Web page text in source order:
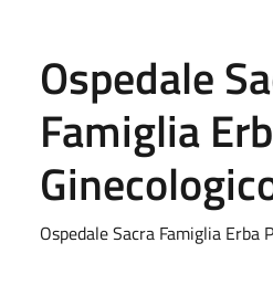
Ospedale
Famiglia
Ospedale Sacra Famiglia Erba